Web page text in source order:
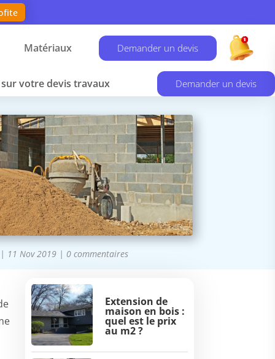
Matériaux Demander un devis
sur votre devis travaux Demander un devis
11 Nov 2019| 0 commentaires
Extension de
maison en bois :
quel est le prix
au m2 ?